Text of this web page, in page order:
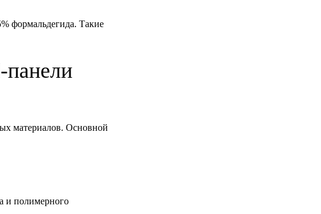
формальдегида. Такие
материалов. Основной
и полимерного